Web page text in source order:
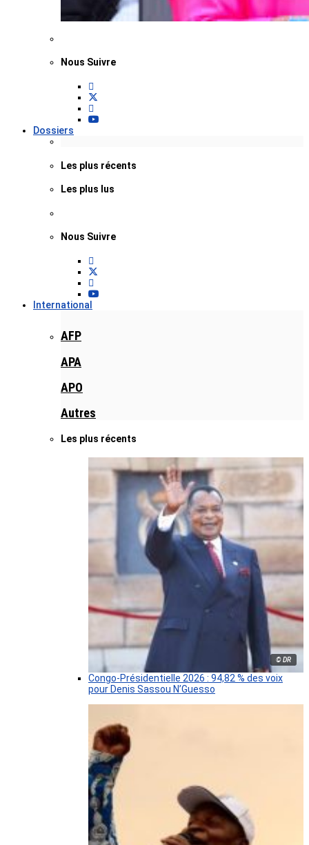
Nous Suivre
Dossiers
Les plus récents
Les plus lus
Nous Suivre
International
AFP
APA
APO
Autres
Les plus récents
© DR
Congo-Présidentielle 2026 : 94,82 % des voix
pour Denis Sassou N’Guesso